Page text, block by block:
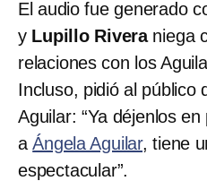
El audio fue generado
y Lupillo Riveraniega
relaciones con los
Incluso, pidió al público
Aguilar: “Ya déjenlos
aÁngela Aguilar, tiene
espectacular”.